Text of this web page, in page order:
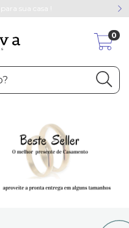
sua casa !
0